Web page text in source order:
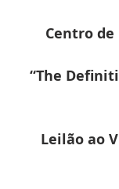
Centro de
“The
Leilão ao